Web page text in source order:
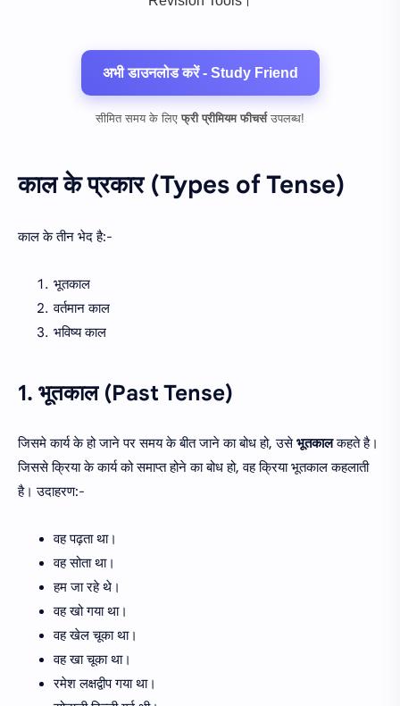
अभी डाउनलोड करें - Study Friend
सीमित समय के लिए फ्री प्रीमियम फीचर्सउपलब्ध!
काल के प्रकार (Types of Tense)
काल के तीन भेद है:-
भूतकाल
वर्तमान काल
भविष्य काल
1. भूतकाल (Past Tense)
जिसमे कार्य के हो जाने पर समय के बीत जाने का बोध हो, उसेभूतकालकहते है।
जिससे क्रिया के कार्य को समाप्त होने का बोध हो, वह क्रिया भूतकाल कहलाती
है। उदाहरण:-
वह पढ़ता था।
वह सोता था।
हम जा रहे थे।
वह खो गया था।
वह खेल चूका था।
वह खा चूका था।
रमेश लक्षद्वीप गया था।